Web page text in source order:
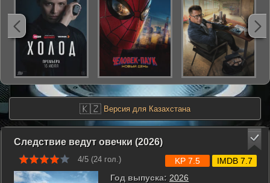
🇰🇿 Версия для Казахстана
Следствие ведут овечки (2026)
4/5 (24 гол.)
Год выпуска: 2026
KP 7.5 IMDB 7.7